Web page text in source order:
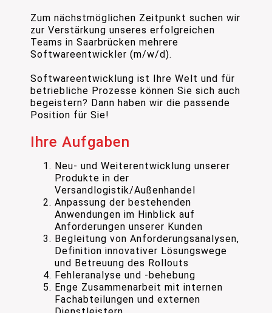
Zum nächstmöglichen Zeitpunkt suchen wir
zur Verstärkung unseres erfolgreichen
Teams in Saarbrücken mehrere
Softwareentwickler (m/w/d).
Softwareentwicklung ist Ihre Welt und für
betriebliche Prozesse können Sie sich auch
begeistern? Dann haben wir die passende
Position für Sie!
Ihre Aufgaben
Neu- und Weiterentwicklung unserer
Produkte in der
Versandlogistik/Außenhandel
Anpassung der bestehenden
Anwendungen im Hinblick auf
Anforderungen unserer Kunden
Begleitung von Anforderungsanalysen,
Definition innovativer Lösungswege
und Betreuung des Rollouts
Fehleranalyse und -behebung
Enge Zusammenarbeit mit internen
Fachabteilungen und externen